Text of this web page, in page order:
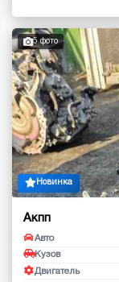
5 фото
Новинка
Акпп
Авто
Кузов
Двигатель